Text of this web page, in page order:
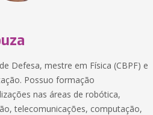
Defesa, mestre em Física (CBPF) e
Possuo formação
nas áreas de robótica,
telecomunicações, computação,